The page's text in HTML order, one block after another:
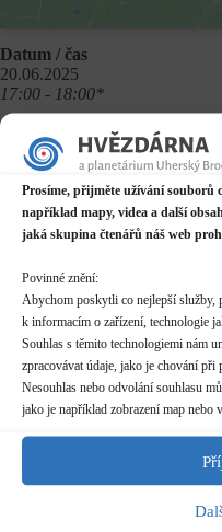
Prosíme, přijměte užívání souborů
například mapy, videa a další
jaká skupina čtenářů náš web
Povinné znění:
Abychom poskytli co nejlepší služby,
k informacím o zařízení, technologie
Souhlas s těmito technologiemi nám
zpracovávat údaje, jako je chování při
Nesouhlas nebo odvolání souhlasu
jako je například zobrazení map nebo
Datum / čas
20.06.2025
17:00 - 18:00*
Místo konání
Planetárium v Domě kultury
Mariánské náměstí 2187,
Další informace o dostupnosti
Pravidelné akce
Rezervace
nelze rezervovat
skupiny více než 10 osob
pro skupiny více než 20 osob
termín
50 minut